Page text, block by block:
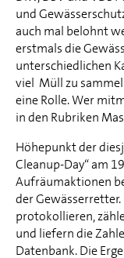
und
auch mal belohnt
erstmals die
unterschiedlichen
viel Müll zu
eine Rolle. Wer
in den Rubriken
Höhepunkt der
Cleanup-Day“ am
Aufräumaktionen
der
protokollieren,
und liefern die
Datenbank. Die